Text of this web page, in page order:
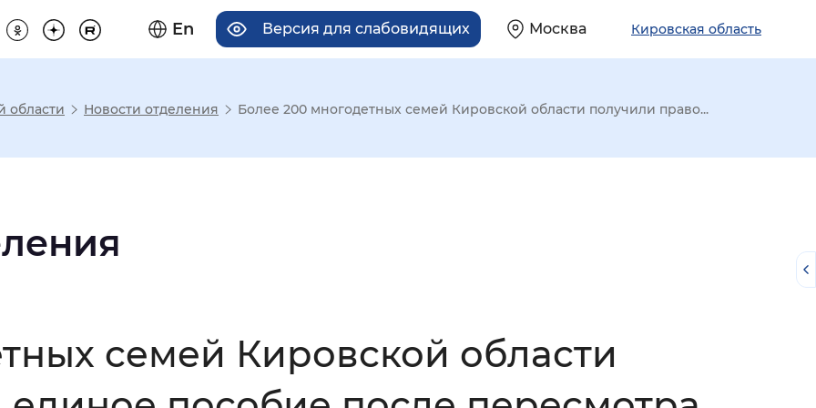
En Версия для слабовидящих Москва Кировская область
отображения
Увеличенный Большой
области Новости отделения Более 200 многодетных семей Кировской области получили право...
семей Кировской области